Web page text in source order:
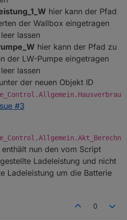
zu finden. Danke schon mal für
Vorbereitung für Tibber, aktuell
Die LOG-Ausgabe zur
geändert, um mir die Hilfe aus
um den
um auch die Werte und
im Logfile auszugeben. Die Objekt ID
entfällt somit.
behoben und Script aufgeräumt,
nicht fertig, da ist noch einiges zu
hier kann der Pfad
der Wallbox eingetragen
lassen
hier kann der Pfad zu
der LW-Pumpe eingetragen
lassen
der neuen Objekt ID
#3
enthält nun den vom Script
Ladeleistung und nicht
Ladeleistung um die Batterie
0